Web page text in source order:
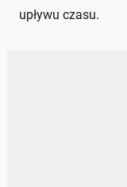
upływu czasu.